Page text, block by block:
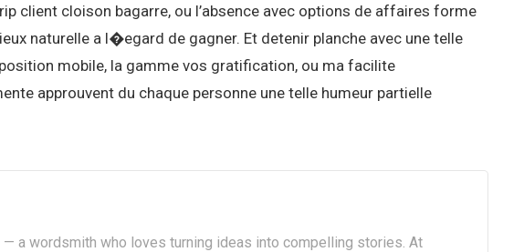
client cloison bagarre, ou l’absence avec options de affaires forme
naturelle a l�egard de gagner. Et detenir planche avec une telle
mobile, la gamme vos gratification, ou ma facilite
approuvent du chaque personne une telle humeur partielle
— a wordsmith who loves turning ideas into compelling stories. At